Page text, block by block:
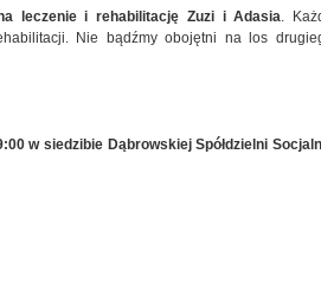
leczenie i rehabilitację Zuzi i Adasia.
Nie bądźmy obojętni na los
w siedzibie Dąbrowskiej Spółdzielni